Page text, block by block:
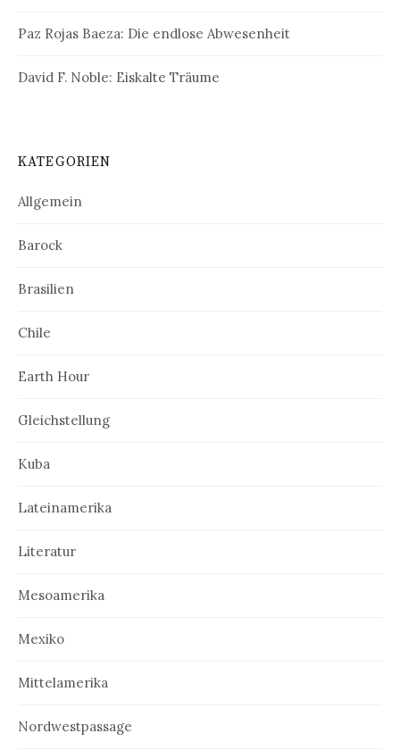
Paz Rojas Baeza: Die endlose Abwesenheit
David F. Noble: Eiskalte Träume
KATEGORIEN
Allgemein
Barock
Brasilien
Chile
Earth Hour
Gleichstellung
Kuba
Lateinamerika
Literatur
Mesoamerika
Mexiko
Mittelamerika
Nordwestpassage